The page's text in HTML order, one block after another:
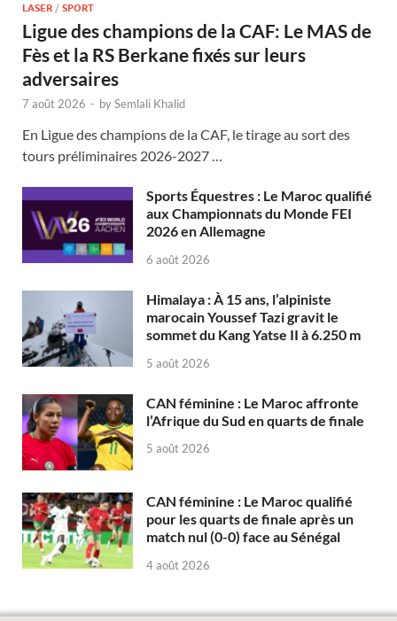
LASER / SPORT
Ligue des champions de la CAF: Le MAS de
Fès et la RS Berkane fixés sur leurs
adversaires
7 août 2026 - bySemlali Khalid
En Ligue des champions de la CAF, le tirage au sort des
tours préliminaires 2026-2027 …
Sports Équestres : Le Maroc qualifié
aux Championnats du Monde FEI
2026 en Allemagne
6 août 2026
Himalaya : À 15 ans, l’alpiniste
marocain Youssef Tazi gravit le
sommet du Kang Yatse II à 6.250 m
5 août 2026
CAN féminine : Le Maroc affronte
l’Afrique du Sud en quarts de finale
5 août 2026
CAN féminine : Le Maroc qualifié
pour les quarts de finale après un
match nul (0-0) face au Sénégal
4 août 2026